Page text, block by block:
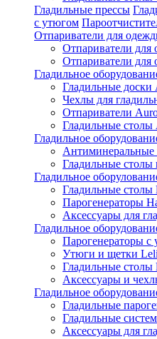
Гладильные прессы
с утюгом
Отпариватели для
Отпариватели для
Отпариватели
Гладильное
Гладильные доски
Чехлы для
Отпариватели
Гладильные столы
Гладильное
Антиминеральные
Гладильные столы
Гладильное
Гладильные столы
Парогенераторы
Аксессуары для
Гладильное
Парогенераторы
Утюги и щетки
Гладильные столы
Аксессуары и
Гладильное
Гладильные
Гладильные
Аксессуары для